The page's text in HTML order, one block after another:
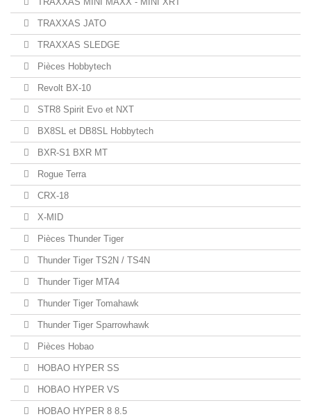
TRAXXAS JATO
TRAXXAS SLEDGE
Pièces Hobbytech
Revolt BX-10
STR8 Spirit Evo et NXT
BX8SL et DB8SL Hobbytech
BXR-S1 BXR MT
Rogue Terra
CRX-18
X-MID
Pièces Thunder Tiger
Thunder Tiger TS2N / TS4N
Thunder Tiger MTA4
Thunder Tiger Tomahawk
Thunder Tiger Sparrowhawk
Pièces Hobao
HOBAO HYPER SS
HOBAO HYPER VS
HOBAO HYPER 8 8.5